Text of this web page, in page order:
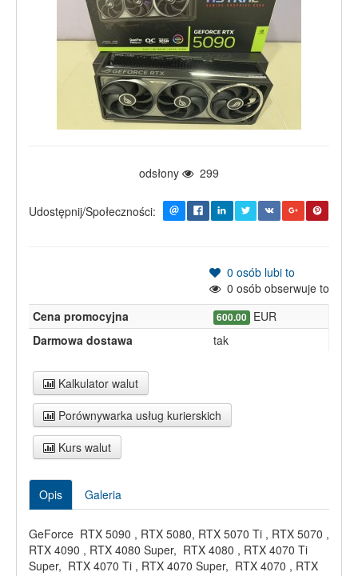
odsłony 299
Udostępnij/Społeczności:
0 osób lubi to
0 osób obserwuje to
Cena promocyjna
600.00 EUR
Darmowa dostawa
tak
Kalkulator walut
Porównywarka usług kurierskich
Kurs walut
Opis Galeria
GeForce RTX 5090 , RTX 5080, RTX 5070 Ti , RTX 5070 ,
RTX 4090 , RTX 4080 Super, RTX 4080 , RTX 4070 Ti
Super, RTX 4070 Ti , RTX 4070 Super, RTX 4070 , RTX